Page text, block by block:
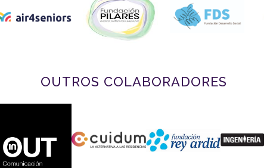
OUTROS COLABORADORES